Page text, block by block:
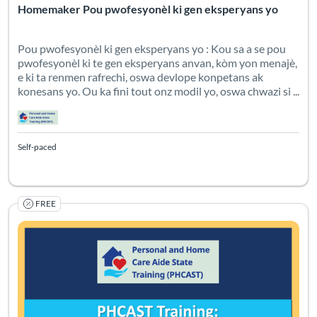
Homemaker Pou pwofesyonèl ki gen eksperyans yo
Pou pwofesyonèl ki gen eksperyans yo : Kou sa a se pou
pwofesyonèl ki te gen eksperyans anvan, kòm yon menajè,
e ki ta renmen rafrechi, oswa devlope konpetans ak
konesans yo. Ou ka fini tout onz modil yo, oswa chwazi si ...
Self-paced
FREE Certificate
Listing
Khóa Học Người Nội Trợ Dành Cho Chuyên Viên Có Kinh
Listing Catalog: PHCAST Vietnamese
Listing Date: Self-paced